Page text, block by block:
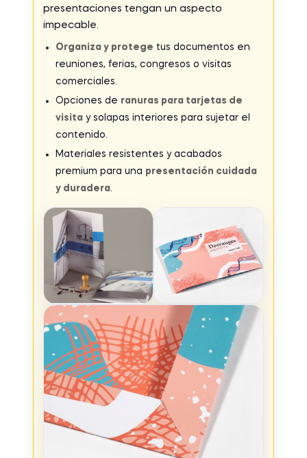
presentaciones tengan un aspecto
impecable.
Organiza y protege tus documentos en
reuniones, ferias, congresos o visitas
comerciales.
Opciones de ranuras para tarjetas de
visita y solapas interiores para sujetar el
contenido.
Materiales resistentes y acabados
premium para una presentación cuidada
y duradera.